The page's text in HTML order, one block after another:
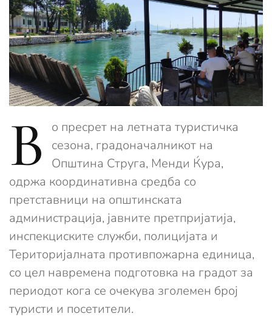
В
о пресрет на летната туристичка
сезона, градоначалникот на
Општина Струга, Менди Ќура,
одржа координативна средба со
претставници на општинската
администрација, јавните претпријатија,
инспекциските служби, полицијата и
Територијалната противпожарна единица,
со цел навремена подготовка на градот за
периодот кога се очекува зголемен број
туристи и посетители.